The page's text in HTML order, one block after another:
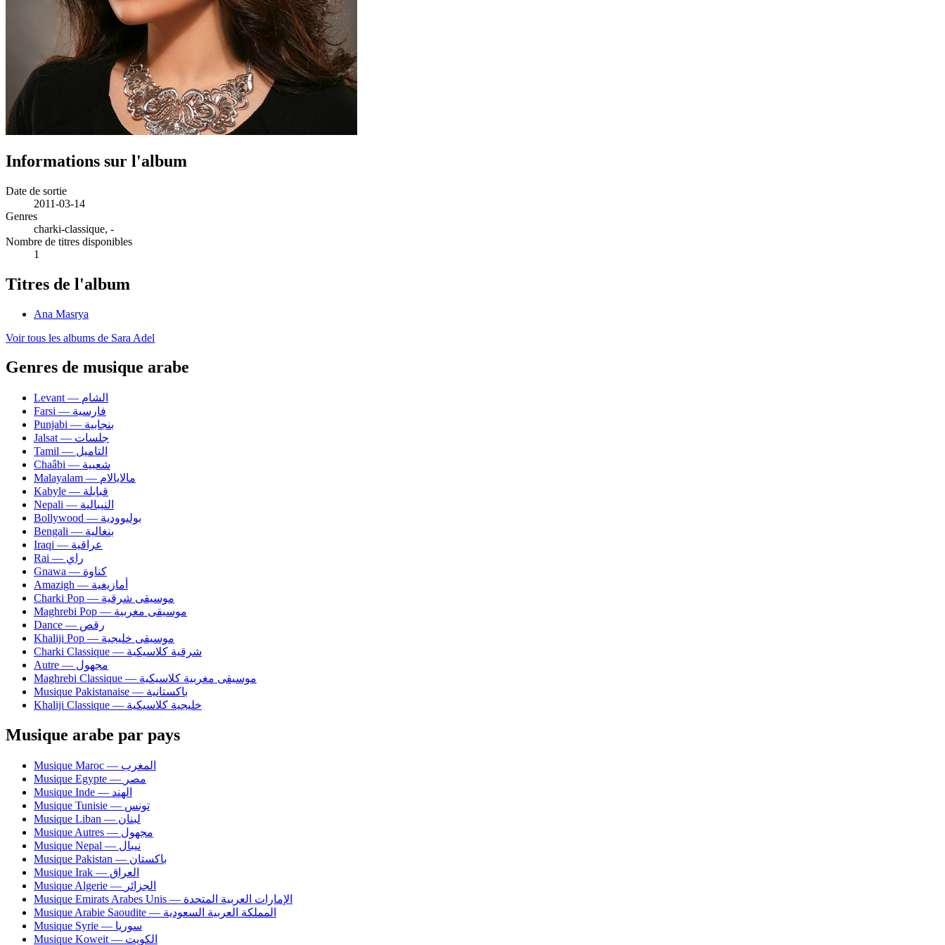
Informations sur l'album
Date de sortie
2011-03-14
Genres
charki-classique, -
Nombre de titres disponibles
1
Titres de l'album
Ana Masrya
Voir tous les albums de Sara Adel
Genres de musique arabe
Levant — الشام
Farsi — فارسية
Punjabi — بنجابية
Jalsat — جلسات
Tamil — التاميل
Chaâbi — شعبية
Malayalam — مالايالام
Kabyle — قبايلة
Nepali — النيبالية
Bollywood — بوليوودية
Bengali — بنغالية
Iraqi — عراقية
Rai — راي
Gnawa — كناوة
Amazigh — أمازيغية
Charki Pop — موسيقى شرقية
Maghrebi Pop — موسيقى مغربية
Dance — رقص
Khaliji Pop — موسيقى خليجية
Charki Classique — شرقية كلاسيكية
Autre — مجهول
Maghrebi Classique — موسيقى مغربية كلاسيكية
Musique Pakistanaise — باكستانية
Khaliji Classique — خليجية كلاسيكية
Musique arabe par pays
Musique Maroc — المغرب
Musique Egypte — مصر
Musique Inde — الهند
Musique Tunisie — تونس
Musique Liban — لبنان
Musique Autres — مجهول
Musique Nepal — نيبال
Musique Pakistan — باكستان
Musique Irak — العراق
Musique Algerie — الجزائر
Musique Emirats Arabes Unis — الإمارات العربية المتحدة
Musique Arabie Saoudite — المملكة العربية السعودية
Musique Syrie — سوريا
Musique Koweit — الكويت